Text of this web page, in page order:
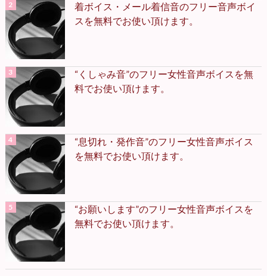
着ボイス・メール着信音のフリー音声ボイ
スを無料でお使い頂けます。
“くしゃみ音”のフリー女性音声ボイスを無
料でお使い頂けます。
“息切れ・発作音”のフリー女性音声ボイス
を無料でお使い頂けます。
“お願いします”のフリー女性音声ボイスを
無料でお使い頂けます。